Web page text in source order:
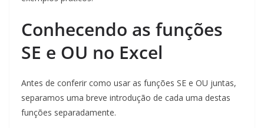
Conhecendo as funções
SE e OU no Excel
Antes de conferir como usar as funções SE e OU juntas,
separamos uma breve introdução de cada uma destas
funções separadamente.